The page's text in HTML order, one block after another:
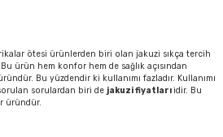
ötesi ürünlerden biri olan jakuzi sıkça tercih
ürün hem konfor hem de sağlık açısından
Bu yüzdendir ki kullanımı fazladır. Kullanımı
sorulardan biri de jakuzi fiyatlarıidir. Bu
üründür.